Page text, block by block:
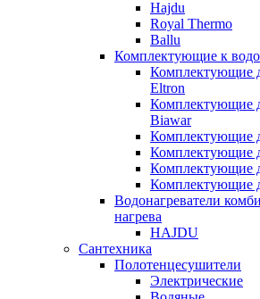
Hajdu
Royal Thermo
Ballu
Комплектующие к
Комплектующие
Eltron
Комплектующие
Biawar
Комплектующие
Комплектующие
Комплектующие
Комплектующие
Водонагреватели
нагрева
HAJDU
Сантехника
Полотенцесушители
Электрические